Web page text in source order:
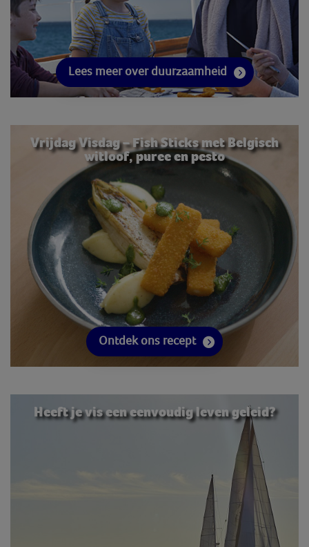
Lees meer over duurzaamheid
Vrijdag Visdag – Fish Sticks met Belgisch
witloof, puree en pesto
Ontdek ons recept
Heeft je vis een eenvoudig leven geleid?